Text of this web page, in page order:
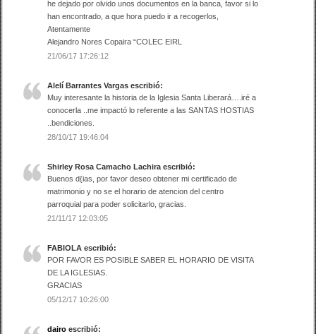
he dejado por olvido unos documentos en la banca, favor si lo
han encontrado, a que hora puedo ir a recogerlos,
Atentamente
Alejandro Nores Copaira “COLEC EIRL
21/06/17 17:26:12
Alelí Barrantes Vargas escribió:
Muy interesante la historia de la Iglesia Santa Liberará….iré a
conocerla ..me impactó lo referente a las SANTAS HOSTIAS
..bendiciones.
28/10/17 19:46:04
Shirley Rosa Camacho Lachira escribió:
Buenos d{ias, por favor deseo obtener mi certificado de
matrimonio y no se el horario de atencion del centro
parroquial para poder solicitarlo, gracias.
21/11/17 12:03:05
FABIOLA escribió:
POR FAVOR ES POSIBLE SABER EL HORARIO DE VISITA
DE LA IGLESIAS.
GRACIAS
05/12/17 10:26:00
dairo escribió: